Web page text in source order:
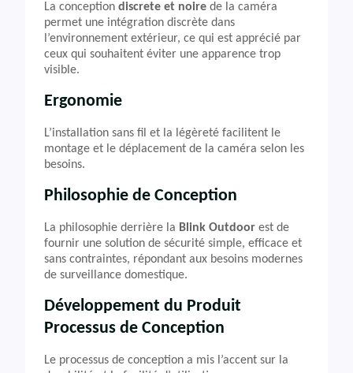
La conception discrete et noire de la caméra
permet une intégration discrète dans
l’environnement extérieur, ce qui est apprécié par
ceux qui souhaitent éviter une apparence trop
visible.
Ergonomie
L’installation sans fil et la légèreté facilitent le
montage et le déplacement de la caméra selon les
besoins.
Philosophie de Conception
La philosophie derrière la Blink Outdoor est de
fournir une solution de sécurité simple, efficace et
sans contraintes, répondant aux besoins modernes
de surveillance domestique.
Développement du Produit
Processus de Conception
Le processus de conception a mis l’accent sur la